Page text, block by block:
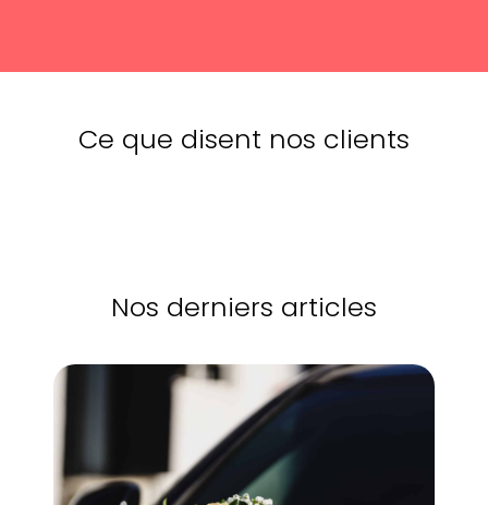
Ce que disent nos clients
Nos derniers articles